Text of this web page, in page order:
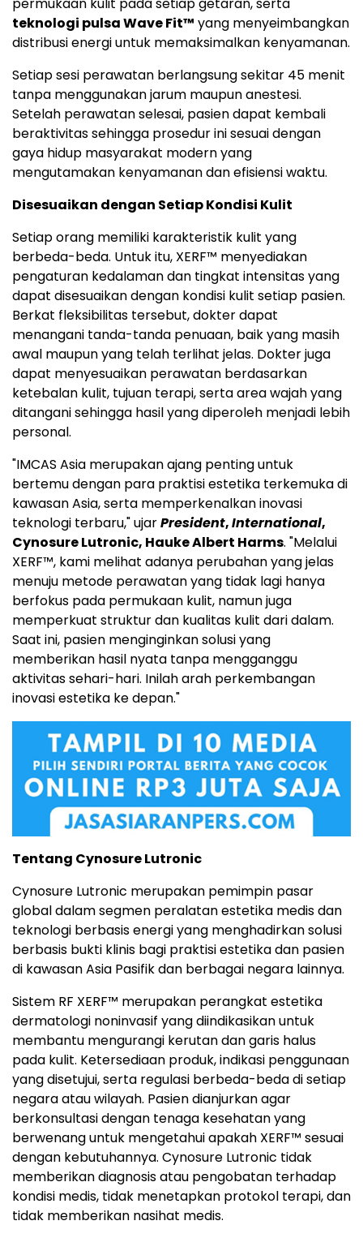
permukaan kulit pada setiap getaran, serta
teknologi pulsa Wave Fit™ yang menyeimbangkan
distribusi energi untuk memaksimalkan kenyamanan.
Setiap sesi perawatan berlangsung sekitar 45 menit
tanpa menggunakan jarum maupun anestesi.
Setelah perawatan selesai, pasien dapat kembali
beraktivitas sehingga prosedur ini sesuai dengan
gaya hidup masyarakat modern yang
mengutamakan kenyamanan dan efisiensi waktu.
Disesuaikan dengan Setiap Kondisi Kulit
Setiap orang memiliki karakteristik kulit yang
berbeda-beda. Untuk itu, XERF™ menyediakan
pengaturan kedalaman dan tingkat intensitas yang
dapat disesuaikan dengan kondisi kulit setiap pasien.
Berkat fleksibilitas tersebut, dokter dapat
menangani tanda-tanda penuaan, baik yang masih
awal maupun yang telah terlihat jelas. Dokter juga
dapat menyesuaikan perawatan berdasarkan
ketebalan kulit, tujuan terapi, serta area wajah yang
ditangani sehingga hasil yang diperoleh menjadi lebih
personal.
"IMCAS Asia merupakan ajang penting untuk
bertemu dengan para praktisi estetika terkemuka di
kawasan Asia, serta memperkenalkan inovasi
teknologi terbaru," ujarPresident,International,
Cynosure Lutronic, Hauke Albert Harms. "Melalui
XERF™, kami melihat adanya perubahan yang jelas
menuju metode perawatan yang tidak lagi hanya
berfokus pada permukaan kulit, namun juga
memperkuat struktur dan kualitas kulit dari dalam.
Saat ini, pasien menginginkan solusi yang
memberikan hasil nyata tanpa mengganggu
aktivitas sehari-hari. Inilah arah perkembangan
inovasi estetika ke depan."
Tentang Cynosure Lutronic
Cynosure Lutronic merupakan pemimpin pasar
global dalam segmen peralatan estetika medis dan
teknologi berbasis energi yang menghadirkan solusi
berbasis bukti klinis bagi praktisi estetika dan pasien
di kawasan Asia Pasifik dan berbagai negara lainnya.
Sistem RF XERF™ merupakan perangkat estetika
dermatologi noninvasif yang diindikasikan untuk
membantu mengurangi kerutan dan garis halus
pada kulit. Ketersediaan produk, indikasi penggunaan
yang disetujui, serta regulasi berbeda-beda di setiap
negara atau wilayah. Pasien dianjurkan agar
berkonsultasi dengan tenaga kesehatan yang
berwenang untuk mengetahui apakah XERF™ sesuai
dengan kebutuhannya. Cynosure Lutronic tidak
memberikan diagnosis atau pengobatan terhadap
kondisi medis, tidak menetapkan protokol terapi, dan
tidak memberikan nasihat medis.